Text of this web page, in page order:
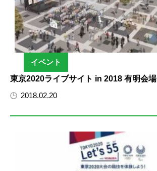
イベント
東京2020ライブサイト in 2018 有明会場
2018.02.20